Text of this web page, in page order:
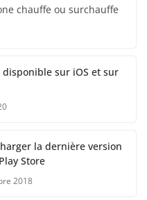
chauffe ou surchauffe
disponible sur iOS et sur
la dernière version
Store
2018